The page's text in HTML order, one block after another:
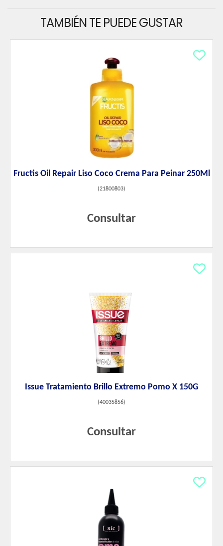
TAMBIÉN TE PUEDE GUSTAR
Fructis Oil Repair Liso Coco Crema Para Peinar 250Ml
(21800803)
Consultar
Issue Tratamiento Brillo Extremo Pomo X 150G
(40035856)
Consultar